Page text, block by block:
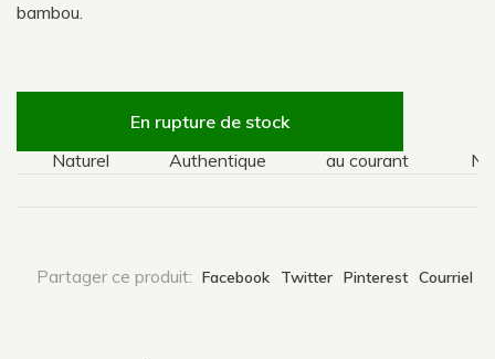
bambou.
En rupture de stock
Naturel
Authentique au courant
Partager ce produit: Facebook Twitter Pinterest Courriel